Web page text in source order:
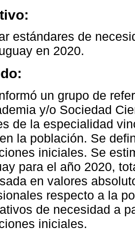
estándares de
en 2020.
un grupo de
y/o Sociedad
de la especialidad
la población. Se
iniciales. Se
para el año 2020,
en valores
respecto a la
de necesidad a
iniciales.